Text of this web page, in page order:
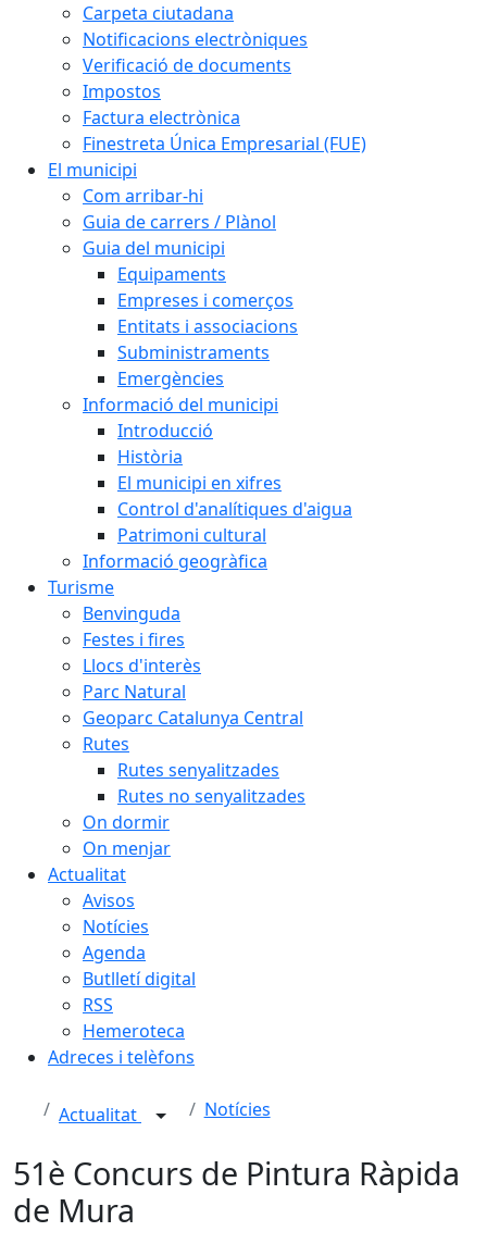
Carpeta ciutadana
Notificacions electròniques
Verificació de documents
Impostos
Factura electrònica
Finestreta Única Empresarial (FUE)
El municipi
Com arribar-hi
Guia de carrers / Plànol
Guia del municipi
Equipaments
Empreses i comerços
Entitats i associacions
Subministraments
Emergències
Informació del municipi
Introducció
Història
El municipi en xifres
Control d'analítiques d'aigua
Patrimoni cultural
Informació geogràfica
Turisme
Benvinguda
Festes i fires
Llocs d'interès
Parc Natural
Geoparc Catalunya Central
Rutes
Rutes senyalitzades
Rutes no senyalitzades
On dormir
On menjar
Actualitat
Avisos
Notícies
Agenda
Butlletí digital
RSS
Hemeroteca
Adreces i telèfons
Actualitat Notícies
51è Concurs de Pintura Ràpida
de Mura